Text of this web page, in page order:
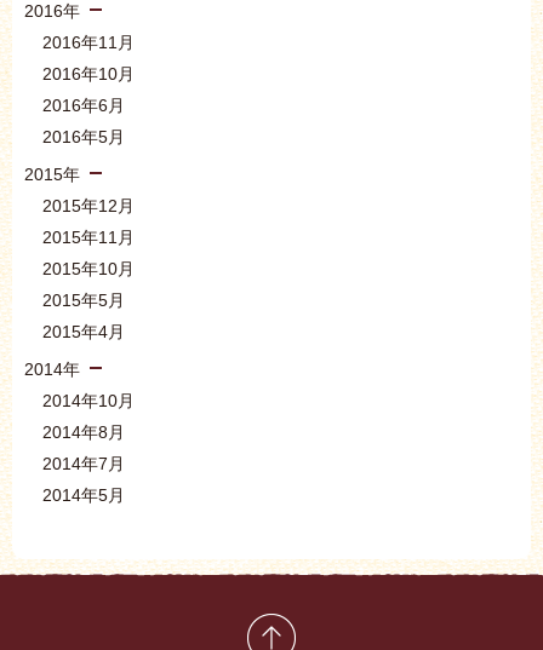
2016年
2016年11月
2016年10月
2016年6月
2016年5月
2015年
2015年12月
2015年11月
2015年10月
2015年5月
2015年4月
2014年
2014年10月
2014年8月
2014年7月
2014年5月